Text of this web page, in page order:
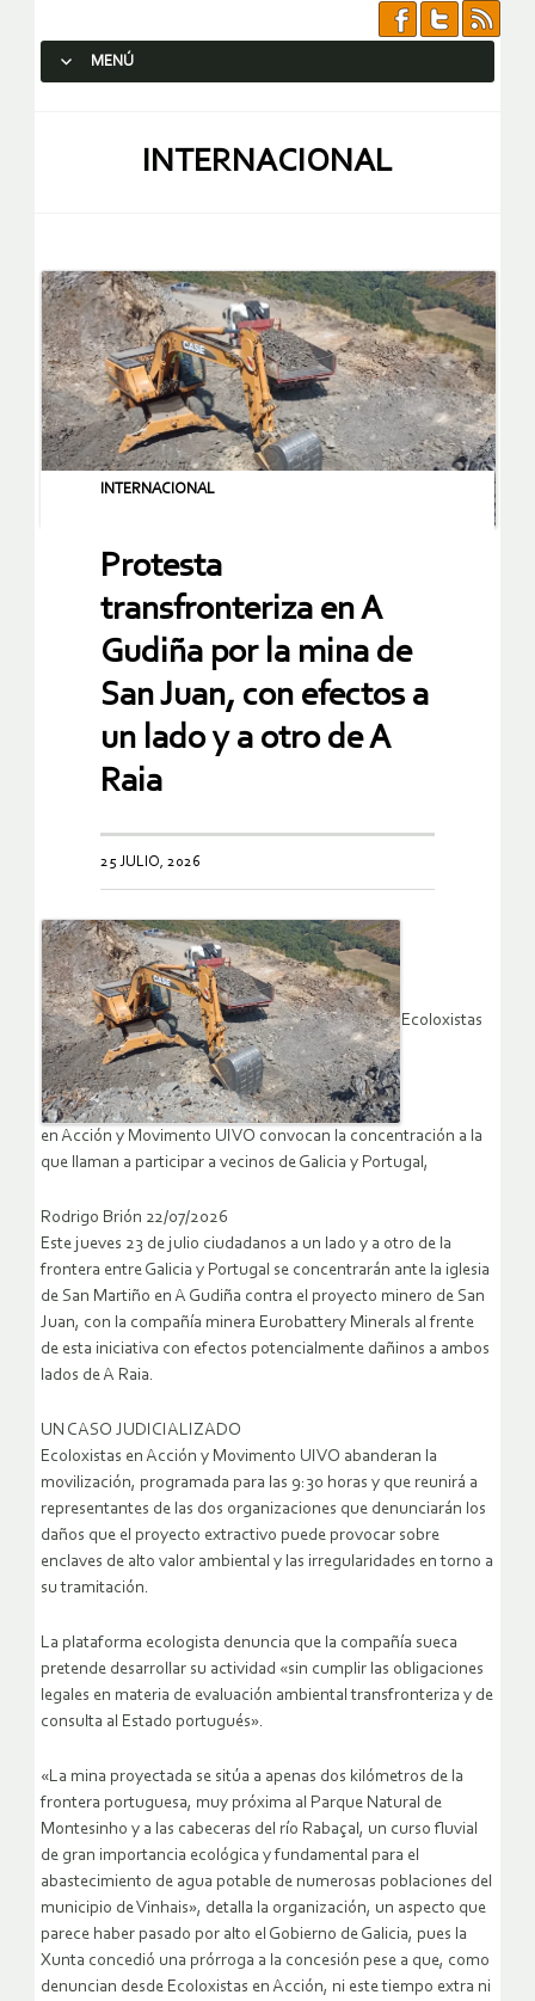
MENÚ
INTERNACIONAL
INTERNACIONAL
Protesta
transfronteriza en A
Gudiña por la mina de
San Juan, con efectos a
un lado y a otro de A
Raia
25 JULIO, 2026
Ecoloxistas
en Acción y Movimento UIVO convocan la concentración a la
que llaman a participar a vecinos de Galicia y Portugal,
Rodrigo Brión 22/07/2026
Este jueves 23 de julio ciudadanos a un lado y a otro de la
frontera entre Galicia y Portugal se concentrarán ante la iglesia
de San Martiño en A Gudiña contra el proyecto minero de San
Juan, con la compañía minera Eurobattery Minerals al frente
de esta iniciativa con efectos potencialmente dañinos a ambos
lados de A Raia.
UN CASO JUDICIALIZADO
Ecoloxistas en Acción y Movimento UIVO abanderan la
movilización, programada para las 9:30 horas y que reunirá a
representantes de las dos organizaciones que denunciarán los
daños que el proyecto extractivo puede provocar sobre
enclaves de alto valor ambiental y las irregularidades en torno a
su tramitación.
La plataforma ecologista denuncia que la compañía sueca
pretende desarrollar su actividad «sin cumplir las obligaciones
legales en materia de evaluación ambiental transfronteriza y de
consulta al Estado portugués».
«La mina proyectada se sitúa a apenas dos kilómetros de la
frontera portuguesa, muy próxima al Parque Natural de
Montesinho y a las cabeceras del río Rabaçal, un curso fluvial
de gran importancia ecológica y fundamental para el
abastecimiento de agua potable de numerosas poblaciones del
municipio de Vinhais», detalla la organización, un aspecto que
parece haber pasado por alto el Gobierno de Galicia, pues la
Xunta concedió una prórroga a la concesión pese a que, como
denuncian desde Ecoloxistas en Acción, ni este tiempo extra ni